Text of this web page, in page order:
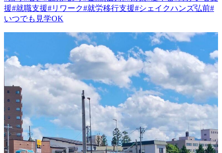
援#就職支援#リワーク#就労移行支援#シェイクハンズ弘前#
いつでも見学OK